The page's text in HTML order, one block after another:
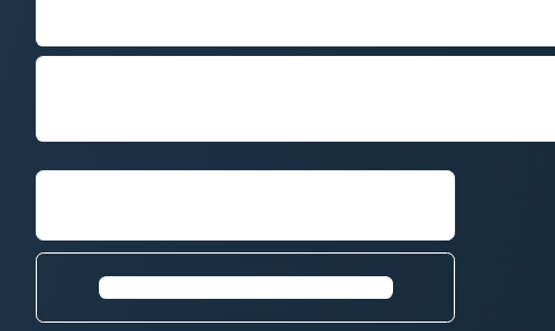
Richiedi una prova gratuita⁠